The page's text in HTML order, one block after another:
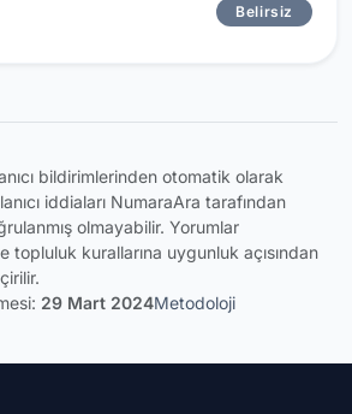
Belirsiz
bildirimlerinden otomatik olarak
iddiaları NumaraAra tarafından
olmayabilir. Yorumlar
topluluk kurallarına uygunluk açısından
29 Mart 2024Metodoloji